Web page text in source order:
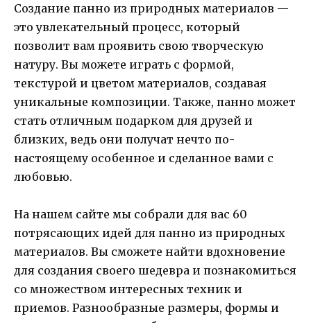
Создание панно из природных материалов —
это увлекательный процесс, который
позволит вам проявить свою творческую
натуру. Вы можете играть с формой,
текстурой и цветом материалов, создавая
уникальные композиции. Также, панно может
стать отличным подарком для друзей и
близких, ведь они получат нечто по-
настоящему особенное и сделанное вами с
любовью.
На нашем сайте мы собрали для вас 60
потрясающих идей для панно из природных
материалов. Вы сможете найти вдохновение
для создания своего шедевра и познакомиться
со множеством интересных техник и
приемов. Разнообразные размеры, формы и